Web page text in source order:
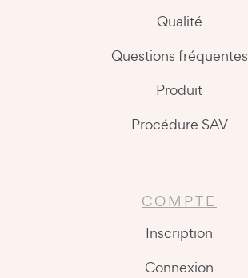
Qualité
Questions fréquentes
Produit
Procédure SAV
COMPTE
Inscription
Connexion